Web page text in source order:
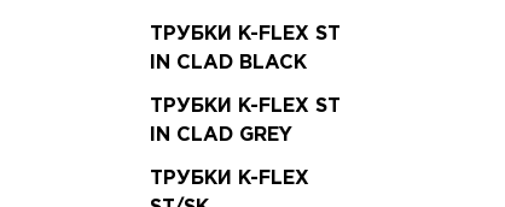
ТРУБКИ K-FLEX ST
IN CLAD BLACK
ТРУБКИ K-FLEX ST
IN CLAD GREY
ТРУБКИ K-FLEX